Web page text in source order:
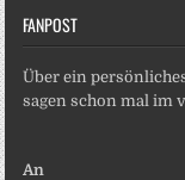
FANPOST
Über ein
sagen schon mal im
An